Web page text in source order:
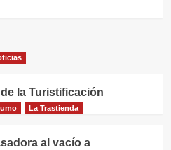
la Turistificación
La Trastienda
al vacío a